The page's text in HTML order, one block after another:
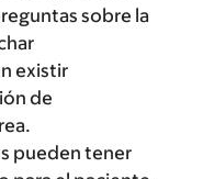
sobre la
existir
de
pueden tener